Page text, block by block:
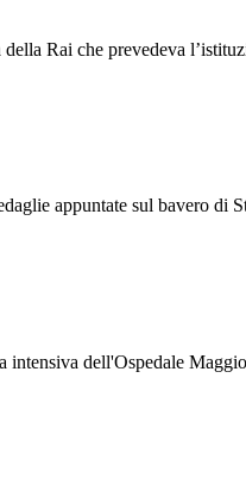
Rai che prevedeva
appuntate sul bavero di
dell'Ospedale